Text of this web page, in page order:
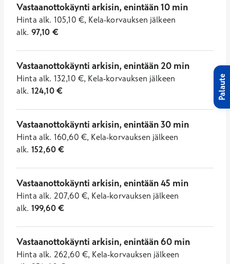
Vastaanottokäynti arkisin, enintään 10 min
Hinta alk. 105,10 €, Kela-korvauksen jälkeen
alk. 97,10 €
Vastaanottokäynti arkisin, enintään 20 min
Hinta alk. 132,10 €, Kela-korvauksen jälkeen
alk. 124,10€
Vastaanottokäynti arkisin, enintään 30 min
Hinta alk. 160,60 €, Kela-korvauksen jälkeen
alk. 152,60€
Vastaanottokäynti arkisin, enintään 45 min
Hinta alk. 207,60 €, Kela-korvauksen jälkeen
alk. 199,60€
Vastaanottokäynti arkisin, enintään 60 min
Hinta alk. 262,60 €, Kela-korvauksen jälkeen
Palaute